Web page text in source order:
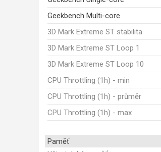
Geekbench Multi-core
3D Mark Extreme ST stabilita
3D Mark Extreme ST Loop 1
3D Mark Extreme ST Loop 10
CPU Throttling (1h) - min
CPU Throttling (1h) - průměr
CPU Throttling (1h) - max
Paměť